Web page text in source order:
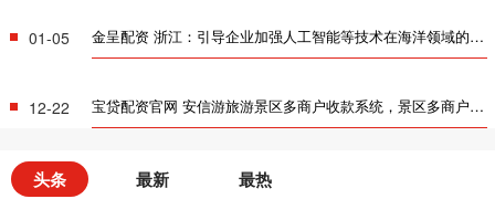
01-05 金呈配资 浙江：引导企业加强人工智能等技术在海洋领域的集成应用和场景拓展
12-22 宝贷配资官网 安信游旅游景区多商户收款系统，景区多商户对接系统,多商户自动分账系统
头条 最新 最热